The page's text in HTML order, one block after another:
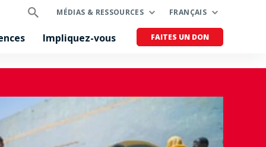
MÉDIAS & RESSOURCES FRANÇAIS
Impliquez-vous FAITES UN DON